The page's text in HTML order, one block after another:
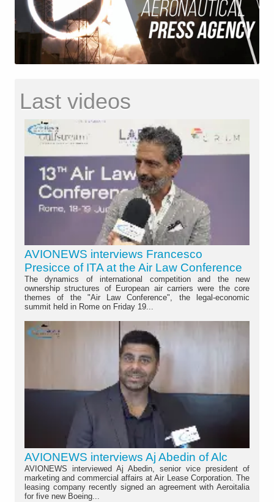
Last videos
AVIONEWS interviews Francesco
Presicce of ITA at the Air Law Conference
The dynamics of international competition and the new
ownership structures of European air carriers were the core
themes of the "Air Law Conference", the legal-economic
summit held in Rome on Friday 19...
AVIONEWS interviews Aj Abedin of Alc
AVIONEWS interviewed Aj Abedin, senior vice president of
marketing and commercial affairs at Air Lease Corporation. The
leasing company recently signed an agreement with Aeroitalia
for five new Boeing...